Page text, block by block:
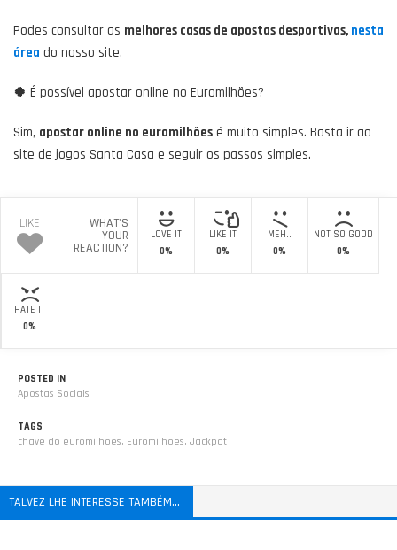
Podes consultar as melhores casas de apostas desportivas, nesta
área do nosso site.
🍀 É possível apostar online no Euromilhões?
Sim, apostar online no euromilhões é muito simples. Basta ir ao
site de jogos Santa Casa e seguir os passos simples.
LIKE WHAT'S
YOUR
REACTION?
LOVE IT
0%
LIKE IT
0%
MEH..
0%
NOT SO GOOD
0%
HATE IT
0%
POSTED IN
Apostas Sociais
TAGS
chave do euromilhões, Euromilhões, Jackpot
TALVEZ LHE INTERESSE TAMBÉM...